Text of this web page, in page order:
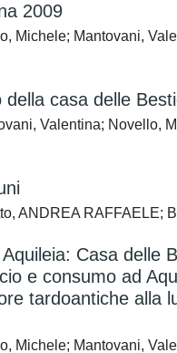
2009
Michele; Mantovani,
della casa delle
Valentina; Novello,
ANDREA RAFFAELE;
Casa delle
e consumo ad
tardoantiche alla
Michele; Mantovani,